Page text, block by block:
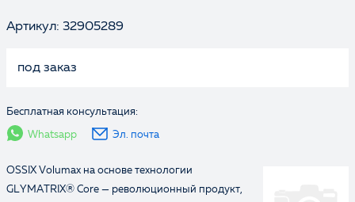
Артикул: 32905289
под заказ
Бесплатная консультация:
Whatsapp Эл. почта
OSSIX Volumax на основе технологии
GLYMATRIX® Core — революционный продукт,